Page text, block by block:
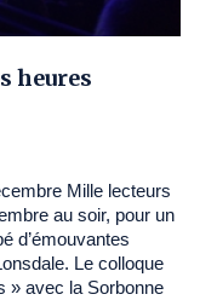
heures
Mille lecteurs
au soir, pour un
d’émouvantes
Le colloque
» avec la Sorbonne